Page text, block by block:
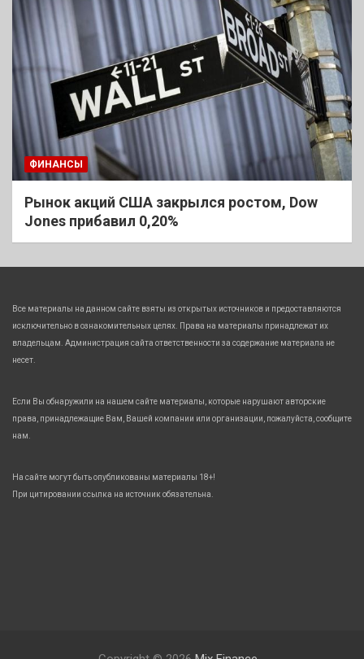
ФИНАНСЫ
Рынок акций США закрылся ростом, Dow
Jones прибавил 0,20%
Все материалы на данном сайте взяты из открытых источников и предоставляются
исключительно в ознакомительных целях. Права на материалы принадлежат их
владельцам. Администрация сайта ответственности за содержание материала не
несет.
Если Вы обнаружили на нашем сайте материалы, которые нарушают авторские
права, принадлежащие Вам, Вашей компании или организации, пожалуйста, сообщите
нам.
На сайте могут быть опубликованы материалы 18+!
При цитировании ссылка на источник обязательна.